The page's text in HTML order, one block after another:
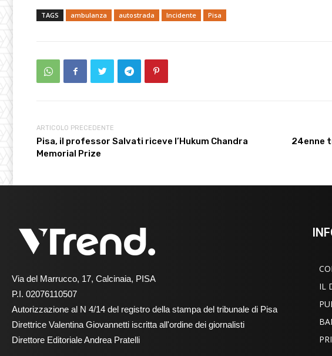
TAGS ambulanza autostrada Incidente Pisa
ARTICOLO PRECEDENTE
Pisa, il professor Salvati riceve l’Hukum Chandra
Memorial Prize
24enne
Via del Marrucco, 17, Calcinaia, PISA
P.I. 02076110507
Autorizzazione al N 4/14 del registro della stampa del tribunale di Pisa
Direttrice Valentina Giovannetti iscritta all'ordine dei giornalisti
Direttore Editoriale Andrea Pratelli
IL